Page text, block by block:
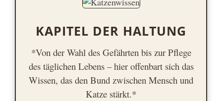
KAPITEL DER HALTUNG
*Von der Wahl des Gefährten bis zur Pflege
des täglichen Lebens – hier offenbart sich das
Wissen, das den Bund zwischen Mensch und
Katze stärkt.*